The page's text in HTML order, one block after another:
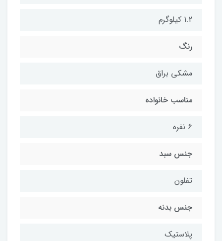
1.2 کیلوگرم
رنگ
مشکی براق
مناسب خانواده
6 نفره
جنس سبد
تفلون
جنس بدنه
پلاستیک